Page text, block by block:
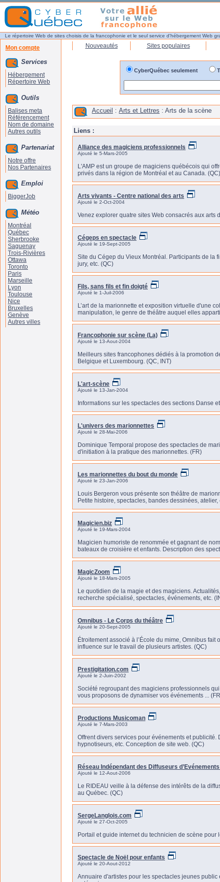
Le répertoire Web de sites choisis de la francophonie et le seul service d'hébergement Web
Mon compte
Services
Hébergement
Répertoire Web
Outils
Balises meta
Référencement
Nom de domaine
Autres outils
Partenariat
Notre offre
Nos Partenaires
Emploi
BiggerJob
Météo
Montréal
Québec
Sherbrooke
Saguenay
Trois-Rivières
Ottawa
Toronto
Paris
Marseille
Lyon
Toulouse
Nice
Bruxelles
Genève
Autres villes
Nouveautés Sites populaires
CyberQuébec seulement
Accueil : Arts et Lettres : Arts de la scène
Liens :
Alliance des magiciens professionnels
Ajouté le 5-Mars-2005
L'AMP est un groupe de magiciens québécois qui
privés dans la région de Montréal et au Canada. (QC)
Arts vivants - Centre national des arts
Ajouté le 2-Oct-2004
Venez explorer quatre sites Web consacrés aux
Cégeps en spectacle
Ajouté le 19-Sept-2005
Site du Cégep du Vieux Montréal. Participants de la
jury, etc. (QC)
Fils, sans fils et fin doigté
Ajouté le 1-Juil-2006
L’art de la marionnette et exposition virtuelle d'une
manipulation, le genre de théâtre auquel elles
Francophonie sur scène (La)
Ajouté le 13-Aout-2004
Meilleurs sites francophones dédiés à la promotion
Belgique et Luxembourg. (QC, INT)
L'art-scène
Ajouté le 13-Jan-2004
Informations sur les spectacles des sections Danse
L'univers des marionnettes
Ajouté le 28-Mai-2006
Dominique Temporal propose des spectacles de
d'initiation à la pratique des marionnettes. (FR)
Les marionnettes du bout du monde
Ajouté le 23-Jan-2006
Louis Bergeron vous présente son théâtre de
Petite histoire, spectacles, bandes dessinées, atelier,
Magicien.biz
Ajouté le 19-Mars-2004
Magicien humoriste de renommée et gagnant de
bateaux de croisière et enfants. Description des
MagicZoom
Ajouté le 18-Mars-2005
Le quotidien de la magie et des magiciens.
recherche spécialisé, spectacles, événements, etc.
Omnibus - Le Corps du théâtre
Ajouté le 20-Sept-2005
Étroitement associé à l’École du mime, Omnibus
influence sur le travail de plusieurs artistes. (QC)
Prestigitation.com
Ajouté le 2-Juin-2002
Société regroupant des magiciens professionnels
vous proposons de dynamiser vos événements ...
Productions Musicoman
Ajouté le 7-Mars-2003
Offrent divers services pour événements et
hypnotiseurs, etc. Conception de site web. (QC)
Réseau Indépendant des Diffuseurs
Ajouté le 12-Aout-2006
Le RIDEAU veille à la défense des intérêts de la
au Québec. (QC)
SergeLanglois.com
Ajouté le 27-Oct-2005
Portail et guide internet du technicien de scène
Spectacle de Noël pour enfants
Ajouté le 20-Aout-2012
Annuaire d'artistes pour les spectacles jeunes